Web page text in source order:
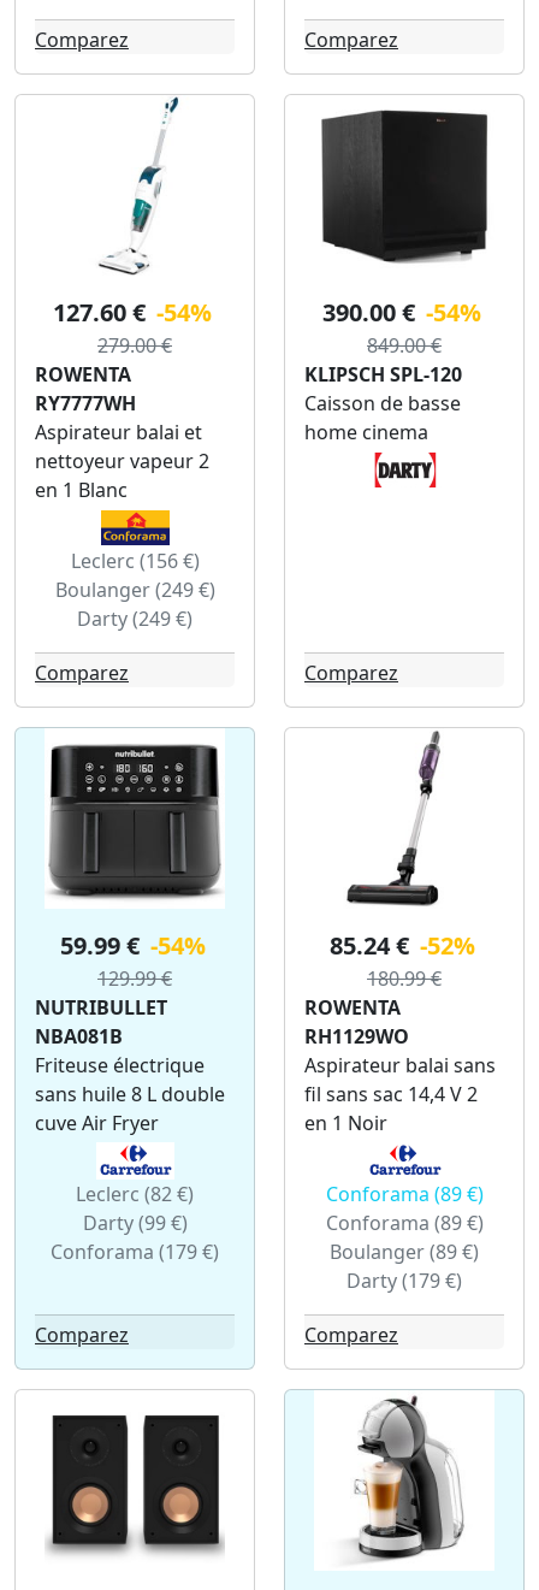
Comparez Comparez
127.60 € -54%
279.00 €
ROWENTA
RY7777WH
Aspirateur balai et
nettoyeur vapeur 2
en 1 Blanc
Leclerc (156 €)
Boulanger (249 €)
Darty (249 €)
Comparez
390.00 € -54%
849.00 €
KLIPSCH SPL-120
Caisson de basse
home cinema
Comparez
59.99 € -54%
129.99 €
NUTRIBULLET
NBA081B
Friteuse électrique
sans huile 8 L double
cuve Air Fryer
Leclerc (82 €)
Darty (99 €)
Conforama (179 €)
Comparez
85.24 € -52%
180.99 €
ROWENTA
RH1129WO
Aspirateur balai sans
fil sans sac 14,4 V 2
en 1 Noir
Conforama (89 €)
Conforama (89 €)
Boulanger (89 €)
Darty (179 €)
Comparez